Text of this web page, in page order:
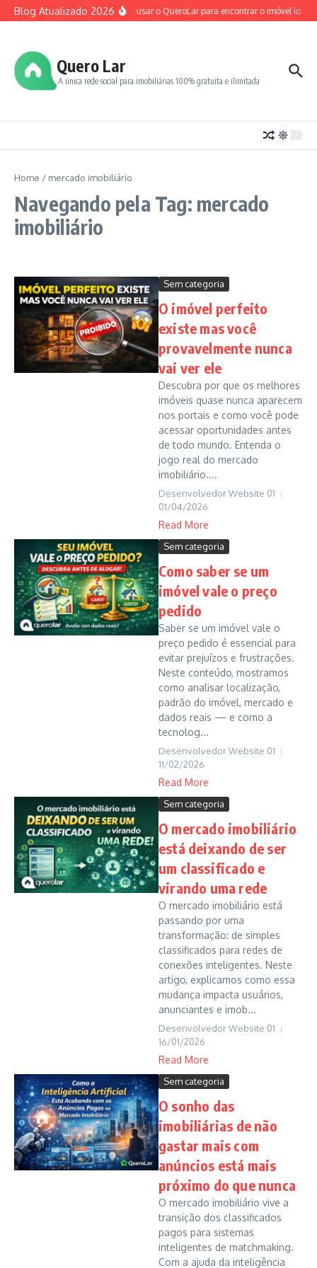
Ir para o conteúdo
Blog Atualizado 2026Como usar o QueroLar para encontrar o imóvel ideal
Quero Lar
A única rede social para imobiliárias 100% gratuita e ilimitada
Home / mercado imobiliário
Navegando pela Tag: mercado
imobiliário
Sem categoria
O imóvel perfeito
existe mas você
provavelmente nunca
vai ver ele
Descubra por que os melhores
imóveis quase nunca aparecem
nos portais e como você pode
acessar oportunidades antes
de todo mundo. Entenda o
jogo real do mercado
imobiliário....
Desenvolvedor Website 01
01/04/2026
Read More
Sem categoria
Como saber se um
imóvel vale o preço
pedido
Saber se um imóvel vale o
preço pedido é essencial para
evitar prejuízos e frustrações.
Neste conteúdo, mostramos
como analisar localização,
padrão do imóvel, mercado e
dados reais — e como a
tecnolog...
Desenvolvedor Website 01
11/02/2026
Read More
Sem categoria
O mercado imobiliário
está deixando de ser
um classificado e
virando uma rede
O mercado imobiliário está
passando por uma
transformação: de simples
classificados para redes de
conexões inteligentes. Neste
artigo, explicamos como essa
mudança impacta usuários,
anunciantes e imob...
Desenvolvedor Website 01
16/01/2026
Read More
Sem categoria
O sonho das
imobiliárias de não
gastar mais com
anúncios está mais
próximo do que nunca
O mercado imobiliário vive a
transição dos classificados
pagos para sistemas
inteligentes de matchmaking.
Com a ajuda da inteligência